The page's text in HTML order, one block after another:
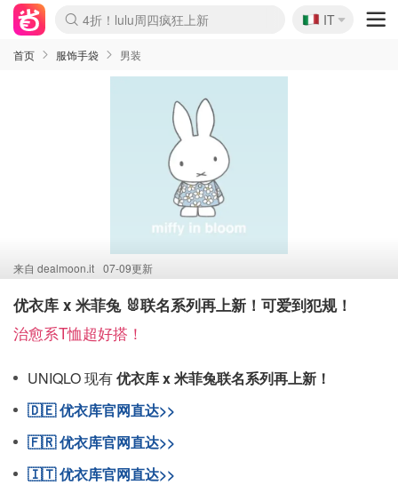
Boticinal 夏促开抢！
4折！lulu周四疯狂上新
速领！Stanley独家85折
Zalando 奥莱闪促！每日更新
🇮🇹
IT
首页 服饰手袋 男装
来自 dealmoon.it 07-09更新
优衣库 x 米菲兔 🐰联名系列再上新！可爱到犯规！
治愈系T恤超好搭！
UNIQLO 现有优衣库 x 米菲兔联名系列再上新！
🇩🇪 优衣库官网直达>>
🇫🇷 优衣库官网直达>>
🇮🇹 优衣库官网直达>>